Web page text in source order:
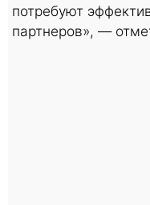
потребуют
партнеров», —